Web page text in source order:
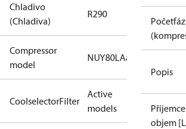
Chladivo
(Chladiva)
R290
Compressor
model
NUY80LAa
CoolselectorFilter
Active
models
Popis
objem